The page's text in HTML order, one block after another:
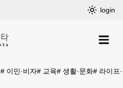
login
# 이민·비자# 교육# 생활·문화# 라이프